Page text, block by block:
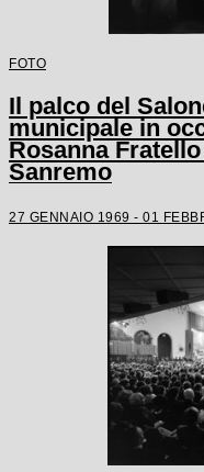
FOTO
Il palco del
municipale in
Rosanna
Sanremo
27 GENNAIO 1969 - 01